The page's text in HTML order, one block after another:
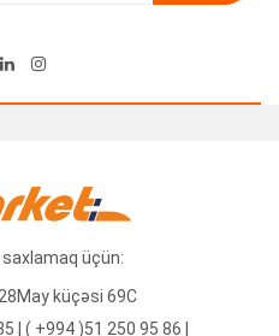
üçün:
küçəsi 69C
| ( +994 )51 250 95 86 |